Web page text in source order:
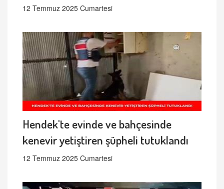
12 Temmuz 2025 Cumartesi
Hendek'te evinde ve bahçesinde
kenevir yetiştiren şüpheli tutuklandı
12 Temmuz 2025 Cumartesi